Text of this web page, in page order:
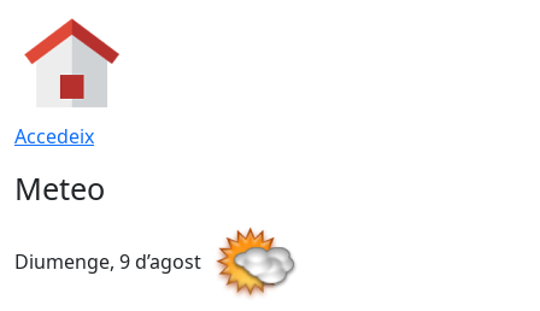
Accedeix
Meteo
Diumenge, 9 d’agost